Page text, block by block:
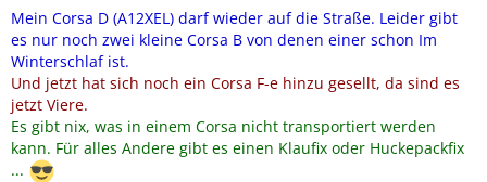
Mein Corsa D (A12XEL) darf wieder auf die Straße. Leider gibt
es nur noch zwei kleine Corsa B von denen einer schon Im
Winterschlaf ist.
Und jetzt hat sich noch ein Corsa F-e hinzu gesellt, da sind es
jetzt Viere.
Es gibt nix, was in einem Corsa nicht transportiert werden
kann. Für alles Andere gibt es einen Klaufix oder Huckepackfix
...